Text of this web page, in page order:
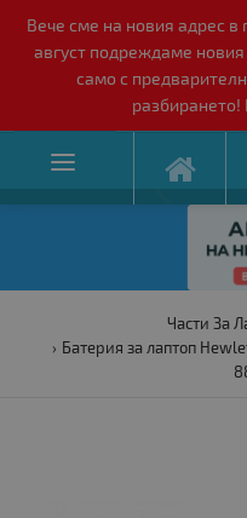
Вече сме на новия адрес в
август подреждаме
само с
разбирането!
Части За
Батерия за лаптоп